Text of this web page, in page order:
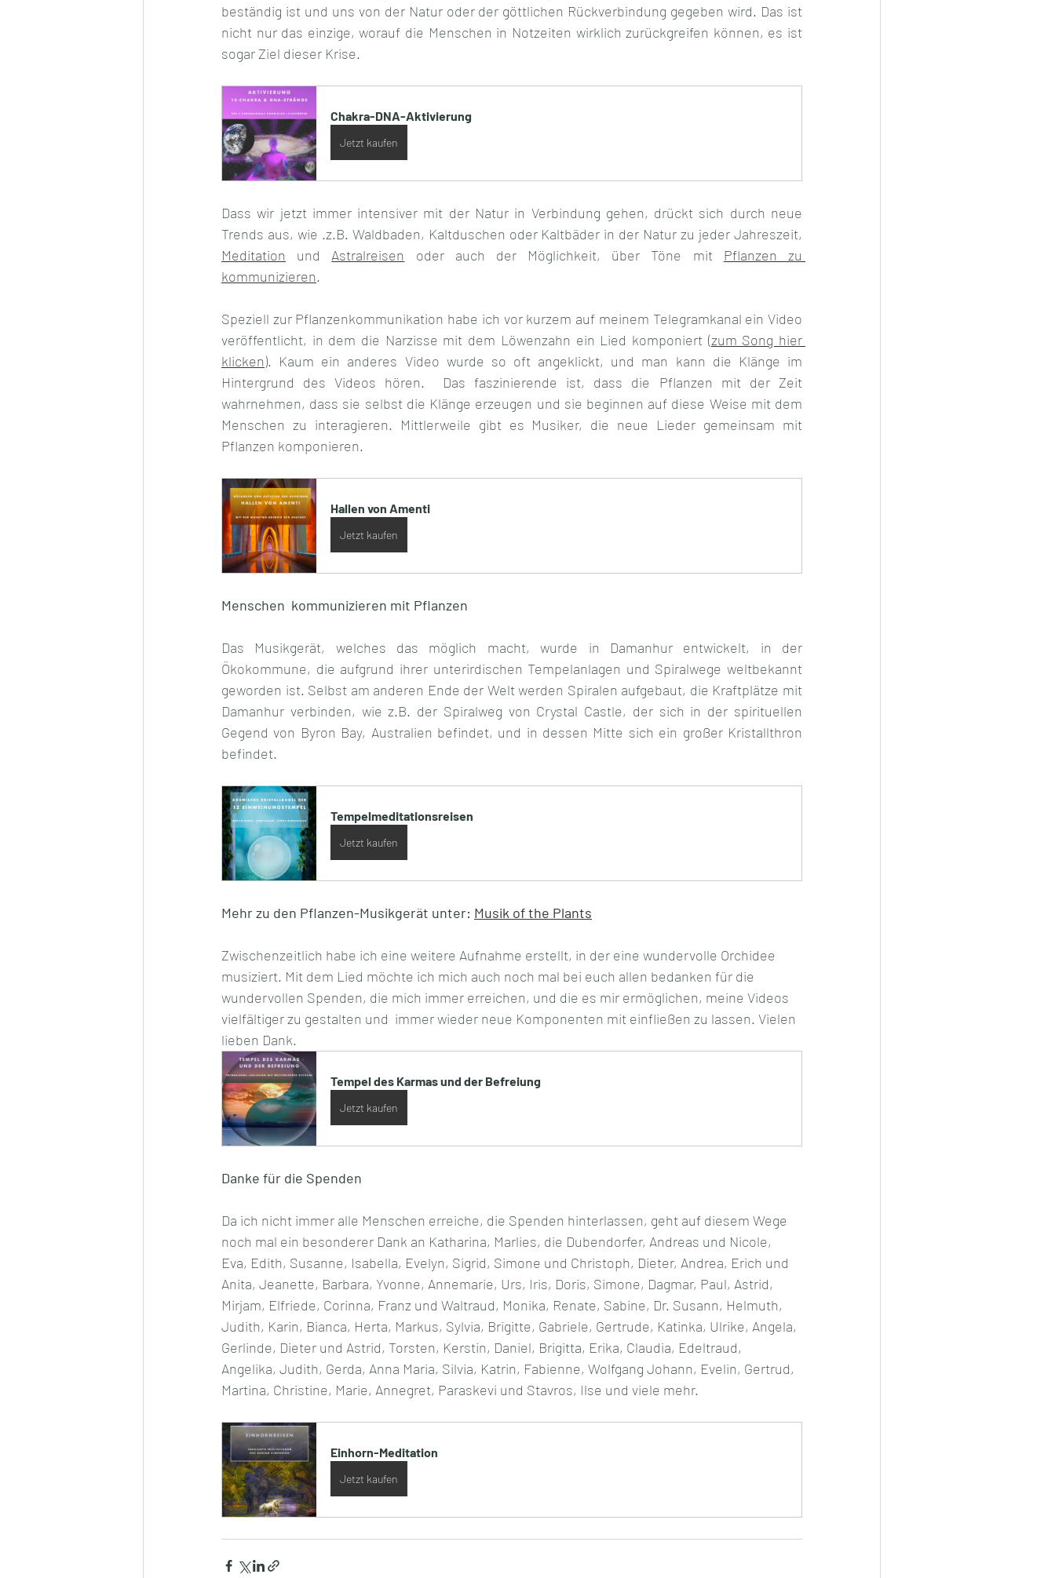
beständig ist und uns von der Natur oder der göttlichen Rückverbindung gegeben wird. Das ist
nicht nur das einzige, worauf die Menschen in Notzeiten wirklich zurückgreifen können, es ist
sogar Ziel dieser Krise.
Chakra-DNA-Aktivierung
Jetzt kaufen
Dass wir jetzt immer intensiver mit der Natur in Verbindung gehen, drückt sich durch neue
Meditation und Astralreisen oder auch der Möglichkeit, über Töne mit Pflanzen zu
kommunizieren.
Speziell zur Pflanzenkommunikation habe ich vor kurzem auf meinem Telegramkanal ein Video
veröffentlicht, in dem die Narzisse mit dem Löwenzahn ein Lied komponiert (zum Song hier
klicken). Kaum ein anderes Video wurde so oft angeklickt, und man kann die Klänge im
Hintergrund des Videos hören.  Das faszinierende ist, dass die Pflanzen mit der Zeit
wahrnehmen, dass sie selbst die Klänge erzeugen und sie beginnen auf diese Weise mit dem
Menschen zu interagieren. Mittlerweile gibt es Musiker, die neue Lieder gemeinsam mit
Pflanzen komponieren.
Hallen von Amenti
Jetzt kaufen
Menschen  kommunizieren mit Pflanzen
Das Musikgerät, welches das möglich macht, wurde in Damanhur entwickelt, in der
Ökokommune, die aufgrund ihrer unterirdischen Tempelanlagen und Spiralwege weltbekannt
geworden ist. Selbst am anderen Ende der Welt werden Spiralen aufgebaut, die Kraftplätze mit
Damanhur verbinden, wie z.B. der Spiralweg von Crystal Castle, der sich in der spirituellen
Gegend von Byron Bay, Australien befindet, und in dessen Mitte sich ein großer Kristallthron
befindet.
Tempelmeditationsreisen
Jetzt kaufen
Mehr zu den Pflanzen-Musikgerät unter: Musik of the Plants
Zwischenzeitlich habe ich eine weitere Aufnahme erstellt, in der eine wundervolle Orchidee
musiziert. Mit dem Lied möchte ich mich auch noch mal bei euch allen bedanken für die
wundervollen Spenden, die mich immer erreichen, und die es mir ermöglichen, meine Videos
vielfältiger zu gestalten und  immer wieder neue Komponenten mit einfließen zu lassen. Vielen
lieben Dank.
Tempel des Karmas und der Befreiung
Jetzt kaufen
Danke für die Spenden
Da ich nicht immer alle Menschen erreiche, die Spenden hinterlassen, geht auf diesem Wege
noch mal ein besonderer Dank an Katharina, Marlies, die Dubendorfer, Andreas und Nicole,
Eva, Edith, Susanne, Isabella, Evelyn, Sigrid, Simone und Christoph, Dieter, Andrea, Erich und
Anita, Jeanette, Barbara, Yvonne, Annemarie, Urs, Iris, Doris, Simone, Dagmar, Paul, Astrid,
Mirjam, Elfriede, Corinna, Franz und Waltraud, Monika, Renate, Sabine, Dr. Susann, Helmuth,
Judith, Karin, Bianca, Herta, Markus, Sylvia, Brigitte, Gabriele, Gertrude, Katinka, Ulrike, Angela,
Gerlinde, Dieter und Astrid, Torsten, Kerstin, Daniel, Brigitta, Erika, Claudia, Edeltraud,
Angelika, Judith, Gerda, Anna Maria, Silvia, Katrin, Fabienne, Wolfgang Johann, Evelin, Gertrud,
Martina, Christine, Marie, Annegret, Paraskevi und Stavros, Ilse und viele mehr.
Einhorn-Meditation
Jetzt kaufen